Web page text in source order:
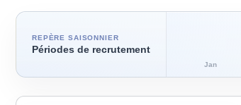
REPÈRE SAISONNIER
Périodes de recrutement
Jan